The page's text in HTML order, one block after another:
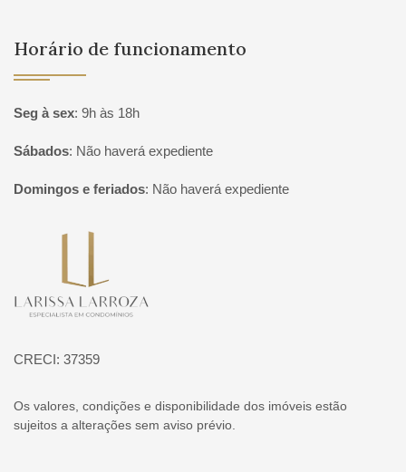
Horário de funcionamento
Seg à sex: 9h às 18h
Sábados: Não haverá expediente
Domingos e feriados: Não haverá expediente
CRECI: 37359
Os valores, condições e disponibilidade dos imóveis estão
sujeitos a alterações sem aviso prévio.